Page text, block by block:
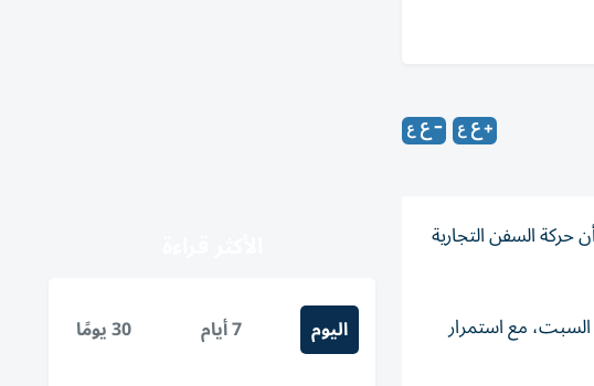
حركة السفن التجارية
مع استمرار
اليوم 7 أيام 30 يومًا